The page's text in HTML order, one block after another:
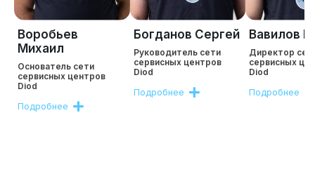
Воробьев
Михаил
Основатель сети
сервисных центров
Diod
Подробнее
Богданов Сергей
Руководитель сети
сервисных центров
Diod
Подробнее
Вавилов
Директор
сервисных
Diod
Подробнее